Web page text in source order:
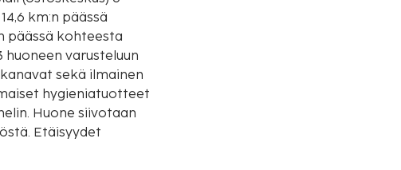
päässä kohteesta
huoneen varusteluun
sekä ilmainen
hygieniatuotteet
Huone siivotaan
Etäisyydet